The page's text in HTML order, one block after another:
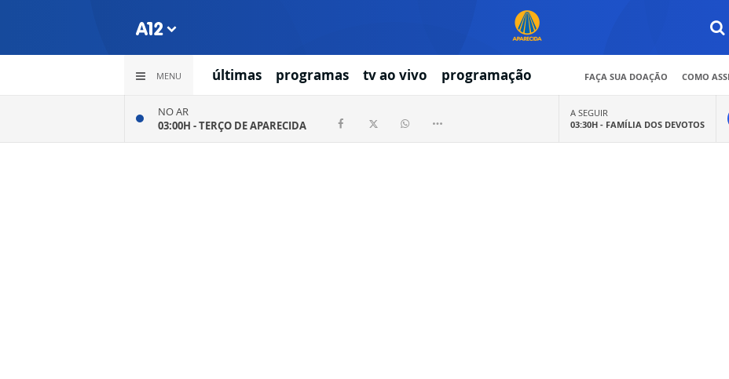
MENU últimas programas tv ao vivo programação FAÇA SUA DOAÇÃO COMO
NO AR
03:00H -TERÇO DE APARECIDA
A SEGUIR
03:30H - FAMÍLIA DOS DEVOTOS